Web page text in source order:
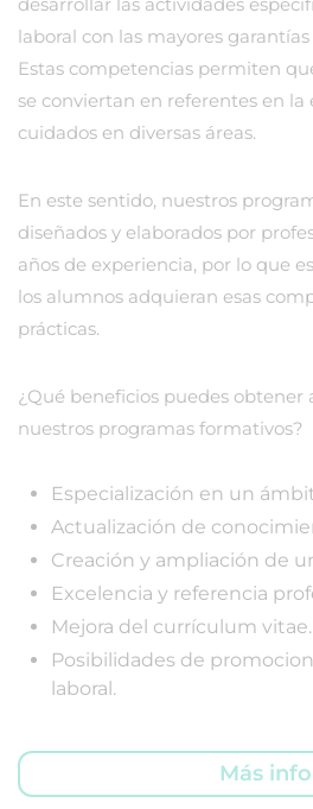
laboral con las mayores
Estas competencias permiten
se conviertan en referentes en la
cuidados en diversas áreas.
En este sentido, nuestros
diseñados y elaborados por
años de experiencia, por lo que
los alumnos adquieran esas
prácticas.
¿Qué beneficios puedes obtener
nuestros programas formativos?
Especialización en un
Actualización de
Creación y ampliación de
Excelencia y referencia
Mejora del currículum vitae.
Posibilidades de
laboral.
Más info